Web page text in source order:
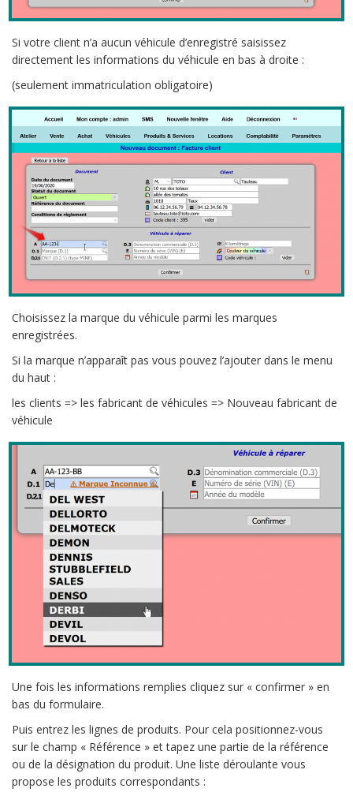
Si votre client n’a aucun véhicule d’enregistré saisissez
directement les informations du véhicule en bas à droite :
(seulement immatriculation obligatoire)
Choisissez la marque du véhicule parmi les marques
enregistrées.
Si la marque n’apparaît pas vous pouvez l’ajouter dans le menu
du haut :
les clients => les fabricant de véhicules => Nouveau fabricant de
véhicule
Une fois les informations remplies cliquez sur « confirmer » en
bas du formulaire.
Puis entrez les lignes de produits. Pour cela positionnez-vous
sur le champ « Référence » et tapez une partie de la référence
ou de la désignation du produit. Une liste déroulante vous
propose les produits correspondants :